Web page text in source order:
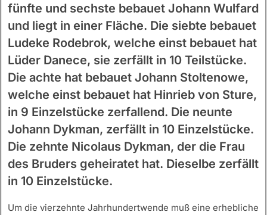
fünfte und sechste bebauet Johann Wulfard
und liegt in einer Fläche. Die siebte bebauet
Ludeke Rodebrok, welche einst bebauet hat
Lüder Danece, sie zerfällt in 10 Teilstücke.
Die achte hat bebauet Johann Stoltenowe,
welche einst bebauet hat Hinrieb von Sture,
in 9 Einzelstücke zerfallend. Die neunte
Johann Dykman, zerfällt in 10 Einzelstücke.
Die zehnte Nicolaus Dykman, der die Frau
des Bruders geheiratet hat. Dieselbe zerfällt
in 10 Einzelstücke.
Um die vierzehnte Jahrhundertwende muß eine erhebliche